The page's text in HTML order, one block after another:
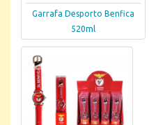
Garrafa Desporto Benfica
520ml